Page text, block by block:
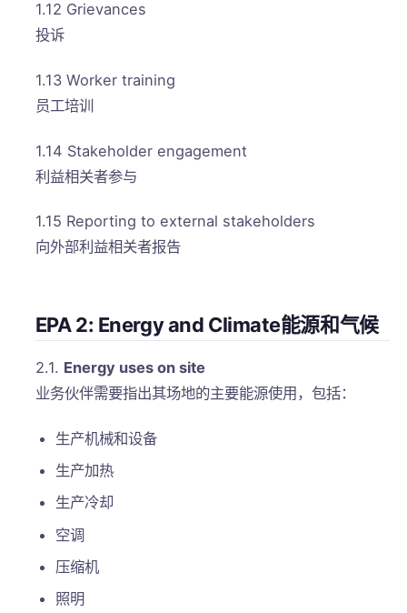
1.12 Grievances
投诉
1.13 Worker training
员工培训
1.14 Stakeholder engagement
利益相关者参与
1.15 Reporting to external stakeholders
向外部利益相关者报告
EPA 2: Energy and Climate能源和气候
2.1. Energy uses on site
业务伙伴需要指出其场地的主要能源使用，包括：
生产机械和设备
生产加热
生产冷却
空调
压缩机
照明